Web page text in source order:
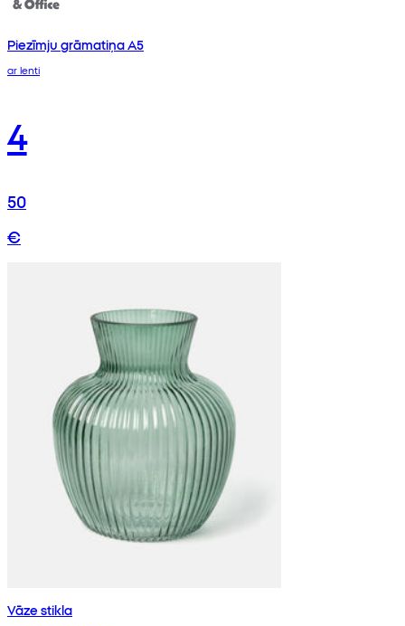
Piezīmju grāmatiņa A5
ar lenti
4
50
€
Vāze stikla